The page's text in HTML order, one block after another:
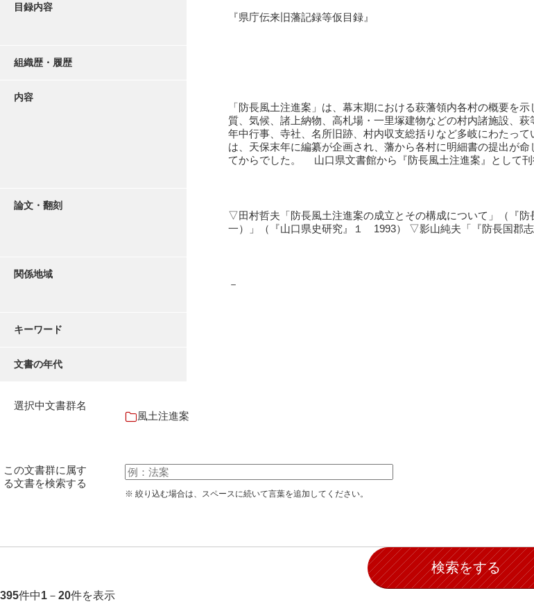
目録内容
『県庁伝来旧藩記録等仮目録』
組織歴・履歴
内容
「防長風土注進案」は、幕末期における萩藩領内各村の概要を
質、気候、諸上納物、高札場・一里塚建物などの村内諸施設、
年中行事、寺社、名所旧跡、村内収支総括りなど多岐にわたっ
は、天保末年に編纂が企画され、藩から各村に明細書の提出が
てからでした。 山口県文書館から『防長風土注進案』として刊
論文・翻刻
▽田村哲夫「防長風土注進案の成立とその構成について」（『
一）」（『山口県史研究』１ 1993） ▽影山純夫「『防長国郡
関係地域
－
キーワード
文書の年代
選択中文書群名
風土注進案
この文書群に属す
る文書を検索する
※ 絞り込む場合は、スペースに続いて言葉を追加してください。
395件中1 － 20件を表示